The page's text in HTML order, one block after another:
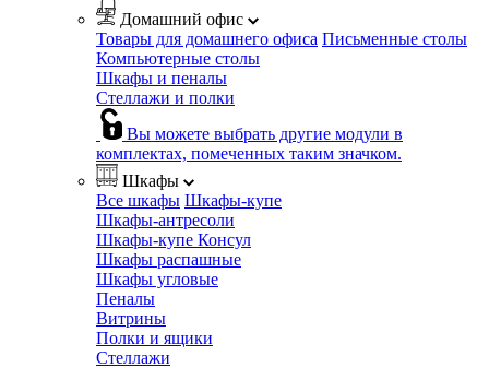
Домашний офис
Товары для домашнего офиса Письменные столы
Компьютерные столы
Шкафы и пеналы
Стеллажи и полки
Вы можете выбрать другие модули в
комплектах, помеченных таким значком.
Шкафы
Все шкафы Шкафы-купе
Шкафы-антресоли
Шкафы-купе Консул
Шкафы распашные
Шкафы угловые
Пеналы
Витрины
Полки и ящики
Стеллажи